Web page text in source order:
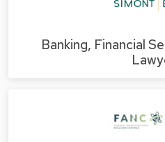
Banking, Financial